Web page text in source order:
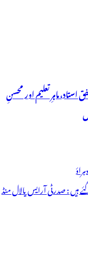
ماہرِتعلیم اور محسنِ
ہیں : صدرٹی آرایس یالال منڈ